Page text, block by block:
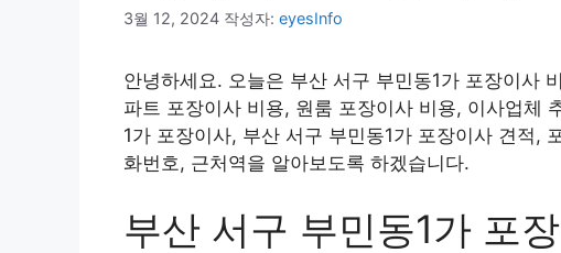
3월 12, 2024 작성자: eyesInfo
안녕하세요. 오늘은 부산 서구 부민동1가 포장이사
파트 포장이사 비용, 원룸 포장이사 비용, 이사업체
1가 포장이사, 부산 서구 부민동1가 포장이사 견적,
화번호, 근처역을 알아보도록 하겠습니다.
부산 서구 부민동1가 포